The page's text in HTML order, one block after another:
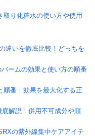
取り化粧水の使い方や使用
違いを徹底比較！どっちを
ームの効果と使い方の順番
順番｜効果を最大化する正
解説！併用不可成分や順
の紫外線集中ケアアイテ